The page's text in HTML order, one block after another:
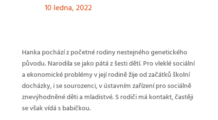
10 ledna, 2022
Hanka pochází z početné rodiny nestejného genetického
původu. Narodila se jako pátá z šesti dětí. Pro vleklé sociální
a ekonomické problémy v její rodině žije od začátků školní
docházky, i se sourozenci, v ústavním zařízení pro sociálně
znevýhodněné děti a mladistvé. S rodiči má kontakt, častěji
se však vídá s babičkou.